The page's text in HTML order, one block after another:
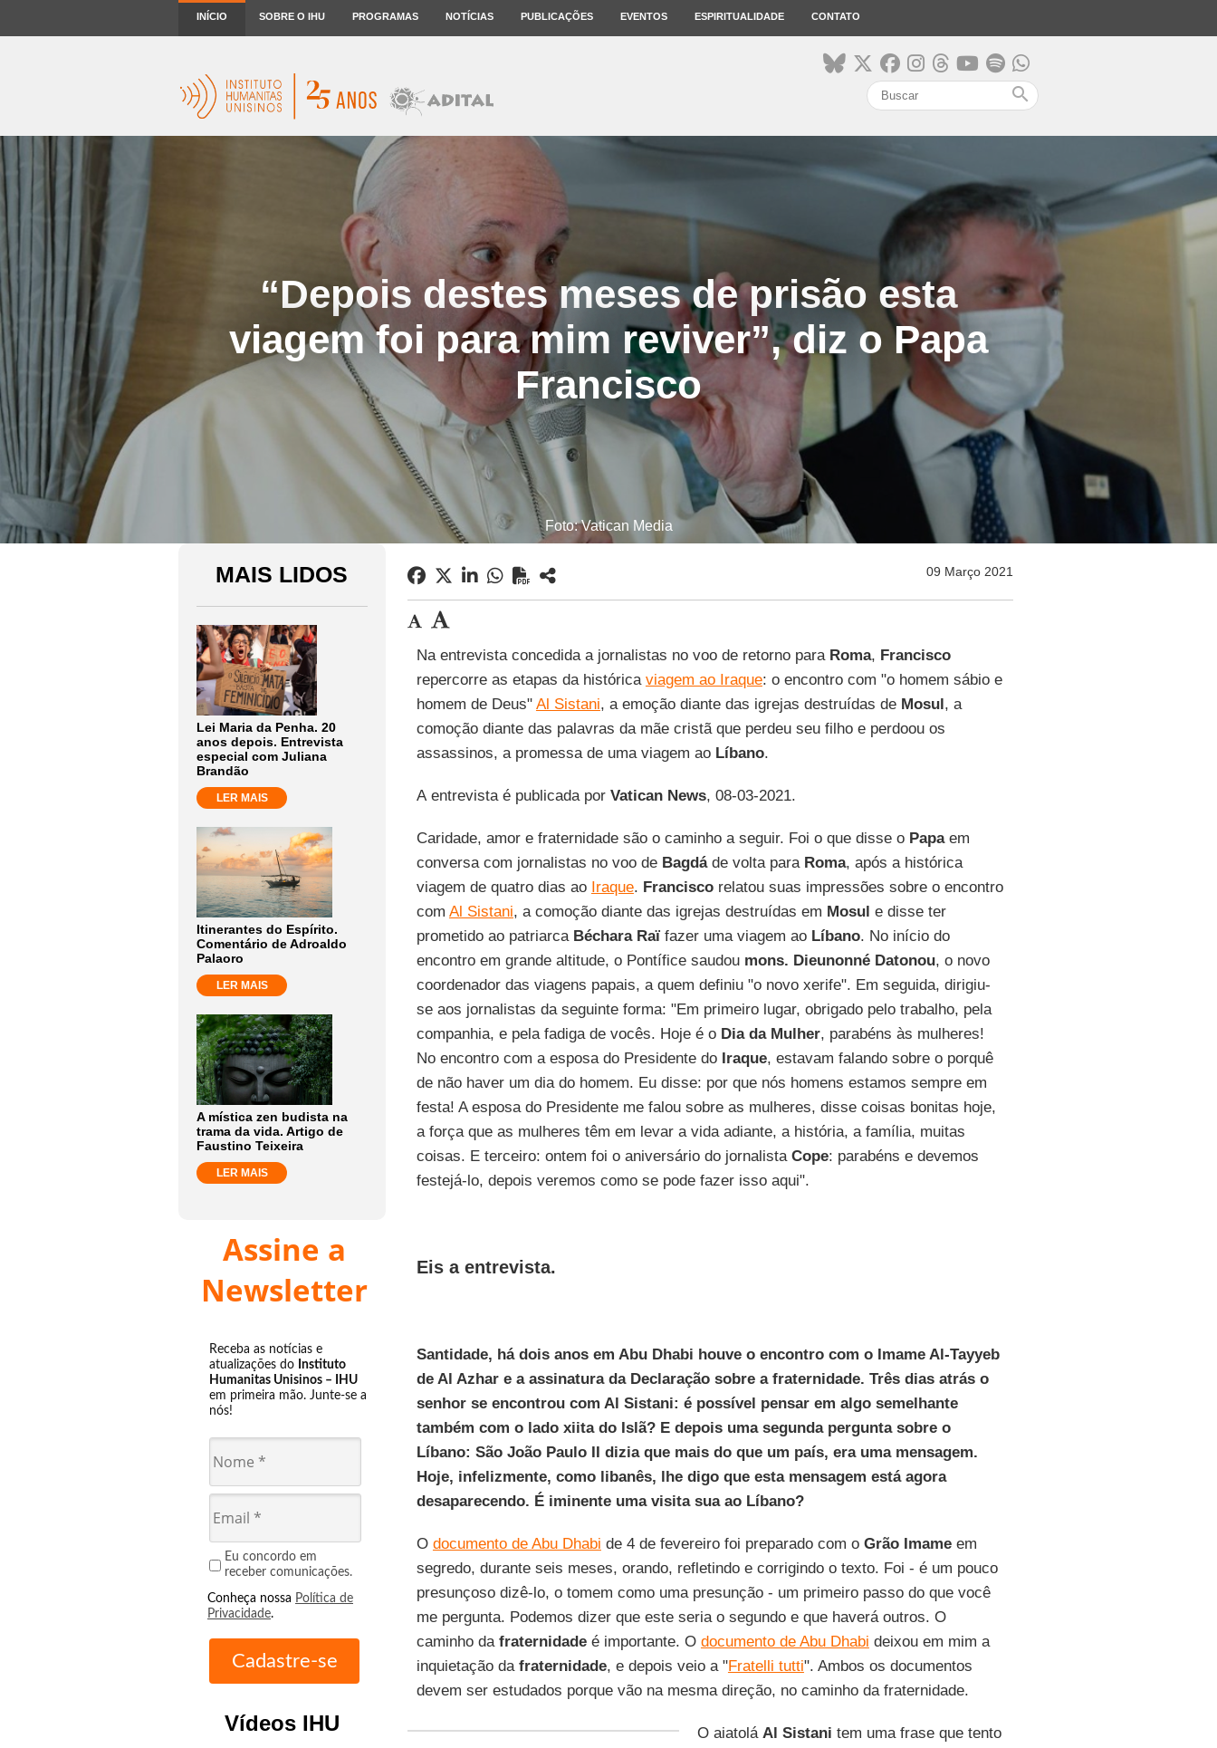
INÍCIO SOBRE O IHU PROGRAMAS NOTÍCIAS PUBLICAÇÕES EVENTOS ESPIRITUALIDADE CONTATO
search
“Depois destes meses de prisão esta
viagem foi para mim reviver”, diz o Papa
Francisco
Foto: Vatican Media
MAIS LIDOS
Lei Maria da Penha. 20
anos depois. Entrevista
especial com Juliana
Brandão
LER MAIS
Itinerantes do Espírito.
Comentário de Adroaldo
Palaoro
LER MAIS
A mística zen budista na
trama da vida. Artigo de
Faustino Teixeira
LER MAIS
Assine a
Newsletter
Receba as notícias e
atualizações do Instituto
Humanitas Unisinos – IHU
em primeira mão. Junte-se a
nós!
Eu concordo em
receber comunicações.
Conheça nossa Política de
Privacidade.
Vídeos IHU
09 Março 2021
Na entrevista concedida a jornalistas no voo de retorno para Roma, Francisco
repercorre as etapas da histórica viagem ao Iraque: o encontro com "o homem sábio e
homem de Deus" Al Sistani, a emoção diante das igrejas destruídas de Mosul, a
comoção diante das palavras da mãe cristã que perdeu seu filho e perdoou os
assassinos, a promessa de uma viagem ao Líbano.
A entrevista é publicada por Vatican News, 08-03-2021.
Caridade, amor e fraternidade são o caminho a seguir. Foi o que disse o Papaem
conversa com jornalistas no voo de Bagdáde volta para Roma, após a histórica
viagem de quatro dias ao Iraque. Franciscorelatou suas impressões sobre o encontro
com Al Sistani, a comoção diante das igrejas destruídas em Mosul e disse ter
prometido ao patriarca Béchara Raïfazer uma viagem ao Líbano. No início do
encontro em grande altitude, o Pontífice saudou mons. Dieunonné Datonou, o novo
coordenador das viagens papais, a quem definiu "o novo xerife". Em seguida, dirigiu-
se aos jornalistas da seguinte forma: "Em primeiro lugar, obrigado pelo trabalho, pela
companhia, e pela fadiga de vocês. Hoje é o Dia da Mulher, parabéns às mulheres!
No encontro com a esposa do Presidente do Iraque, estavam falando sobre o porquê
de não haver um dia do homem. Eu disse: por que nós homens estamos sempre em
festa! A esposa do Presidente me falou sobre as mulheres, disse coisas bonitas hoje,
a força que as mulheres têm em levar a vida adiante, a história, a família, muitas
coisas. E terceiro: ontem foi o aniversário do jornalista Cope: parabéns e devemos
festejá-lo, depois veremos como se pode fazer isso aqui".
Eis a entrevista.
Santidade, há dois anos em Abu Dhabi houve o encontro com o Imame Al-Tayyeb
de Al Azhar e a assinatura da Declaração sobre a fraternidade. Três dias atrás o
senhor se encontrou com Al Sistani: é possível pensar em algo semelhante
também com o lado xiita do Islã? E depois uma segunda pergunta sobre o
Líbano: São João Paulo II dizia que mais do que um país, era uma mensagem.
Hoje, infelizmente, como libanês, lhe digo que esta mensagem está agora
desaparecendo. É iminente uma visita sua ao Líbano?
O documento de Abu Dhabi de 4 de fevereiro foi preparado com o Grão Imameem
segredo, durante seis meses, orando, refletindo e corrigindo o texto. Foi - é um pouco
presunçoso dizê-lo, o tomem como uma presunção - um primeiro passo do que você
me pergunta. Podemos dizer que este seria o segundo e que haverá outros. O
caminho da fraternidadeé importante. O documento de Abu Dhabi deixou em mim a
inquietação da fraternidade, e depois veio a "Fratelli tutti". Ambos os documentos
devem ser estudados porque vão na mesma direção, no caminho da fraternidade.
O aiatolá Al Sistani tem uma frase que tento